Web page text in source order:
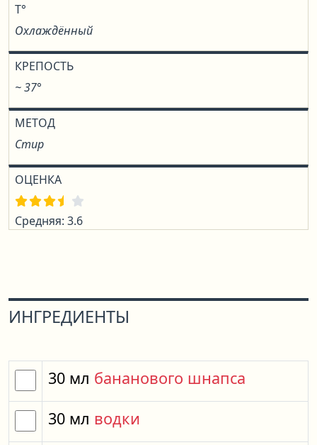
T°
Охлаждённый
КРЕПОСТЬ
~ 37°
МЕТОД
Стир
ОЦЕНКА
Средняя: 3.6
ИНГРЕДИЕНТЫ
30 мл бананового шнапса
30 мл водки